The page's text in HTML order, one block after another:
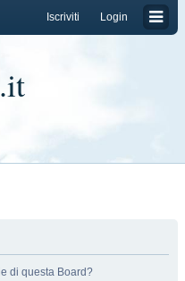
Login
Iscriviti
di questa Board?